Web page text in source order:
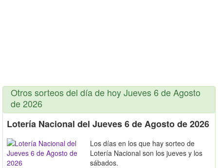
Otros sorteos del día de hoy Jueves 6 de Agosto
de 2026
Lotería Nacional del Jueves 6 de Agosto de 2026
Los días en los que hay sorteo de
Lotería Nacional son los jueves y los
sábados.